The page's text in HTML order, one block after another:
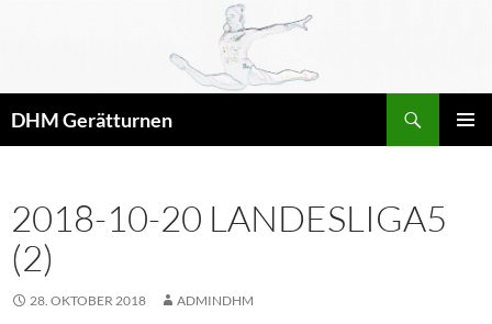
DHM Gerätturnen
2018-10-20 LANDESLIGA5
(2)
28. OKTOBER 2018 ADMINDHM